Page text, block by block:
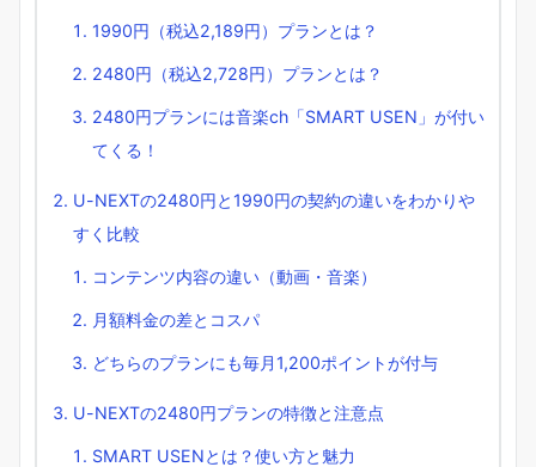
1990円（税込2,189円）プランとは？
2480円（税込2,728円）プランとは？
2480円プランには音楽ch「SMART USEN」が付い
てくる！
U-NEXTの2480円と1990円の契約の違いをわかりや
すく比較
コンテンツ内容の違い（動画・音楽）
月額料金の差とコスパ
どちらのプランにも毎月1,200ポイントが付与
U-NEXTの2480円プランの特徴と注意点
SMART USENとは？使い方と魅力